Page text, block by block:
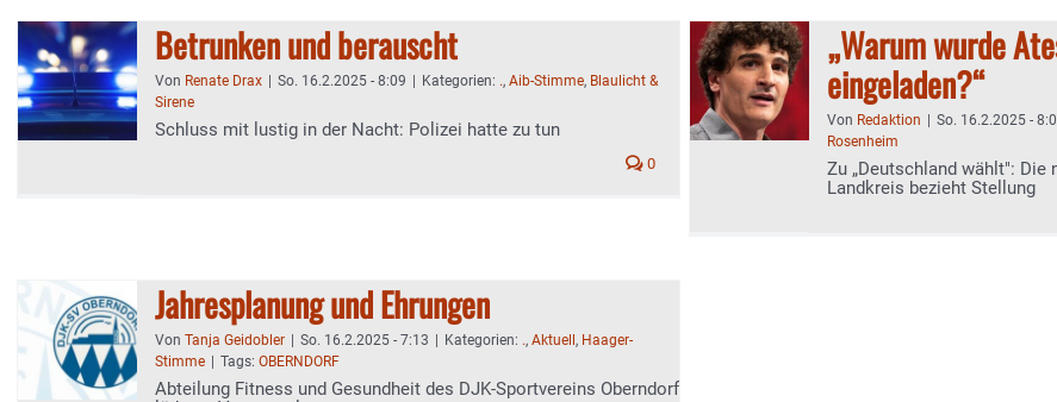
Betrunken und berauscht
Von Renate Drax So. 16.2.2025 - 8:09 Kategorien: ., Aib-Stimme, Blaulicht &
Sirene
Schluss mit lustig in der Nacht: Polizei hatte zu tun
0
„Warum wurde
eingeladen?“
Von Redaktion So. 16.2.2025 -
Rosenheim
Zu „Deutschland wählt": Die
Landkreis bezieht Stellung
Jahresplanung und Ehrungen
Von Tanja Geidobler So. 16.2.2025 - 7:13 Kategorien: ., Aktuell , Haager-
Stimme
Tags: OBERNDORF
Abteilung Fitness und Gesundheit des DJK-Sportvereins Oberndorf